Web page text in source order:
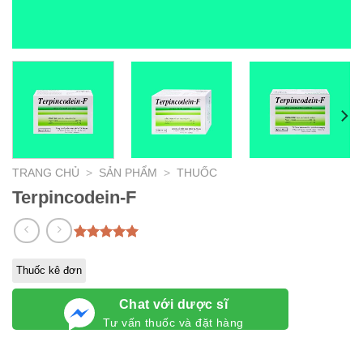
TRANG CHỦ > SẢN PHẨM > THUỐC
Chat với dược sĩ
Tư vấn thuốc và đặt hàng
Terpincodein-F
Thuốc kê đơnđánh giá